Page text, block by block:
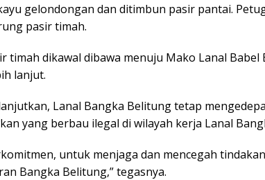
gelondongan dan ditimbun pasir pantai.
pasir timah.
timah dikawal dibawa menuju Mako Lanal Babel
lanjut.
Lanal Bangka Belitung tetap
yang berbau ilegal di wilayah kerja Lanal
untuk menjaga dan mencegah
Bangka Belitung,” tegasnya.